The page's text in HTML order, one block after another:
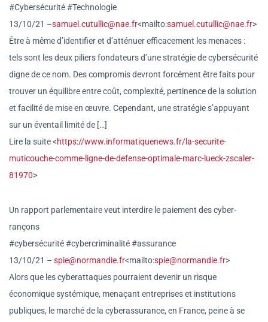
#Cybersécurité #Technologie
13/10/21 –samuel.cutullic@nae.fr<mailto:samuel.cutullic@nae.fr>
Être à même d’identifier et d’atténuer efficacement les menaces :
tels sont les deux piliers fondateurs d’une stratégie de cybersécurité
digne de ce nom. Des compromis devront forcément être faits pour
trouver un équilibre entre coût, complexité, pertinence de la solution
et facilité de mise en œuvre. Cependant, une stratégie s’appuyant
sur un éventail limité de […]
Lire la suite <https://www.informatiquenews.fr/la-securite-
muticouche-comme-ligne-de-defense-optimale-marc-lueck-zscaler-
81970>
Un rapport parlementaire veut interdire le paiement des cyber-
rançons
#cybersécurité #cybercriminalité #assurance
13/10/21 – spie@normandie.fr<mailto:spie@normandie.fr>
Alors que les cyberattaques pourraient devenir un risque
économique systémique, menaçant entreprises et institutions
publiques, le marché de la cyberassurance, en France, peine à se